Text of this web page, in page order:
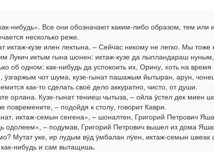
нибудь». Все они обозначают каким-либо образом, тем или
несколько реже.
иктаж-кузе илен лектына. – Сейчас никому не легко. Мы тоже
Лукич иктым гына шонен: иктаж-кузе да лыпландараш
одном: как-нибудь да успокоить их, Орину, хоть на время
ӱзгаржым чот шума, кузе-гынат пашажым йытыран, арун,
как-то сделать своё дело аккуратно, чисто, от души.
орлана. Кузе-гынат тениеш чытыза, – ойла ӱстел дек
повремените, – подойдя к столу, говорит Каври.
иктаж-семын сеҥена», – шоналтен, Григорий Петрович
одолеем», – подумав, Григорий Петрович вышел из дома
Мутат уке, ир лудым вӱд ӱмбалан лӱен, иктаж-семын шкеак
нибудь и сам вытащишь.